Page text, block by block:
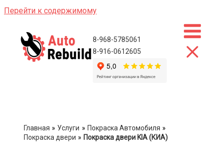
Перейти к содержимому
8-968-5785061
8-916-0612605
Главная Услуги
Покраска Автомобиля
Покраска двери
Покраска двери KIA (КИА)